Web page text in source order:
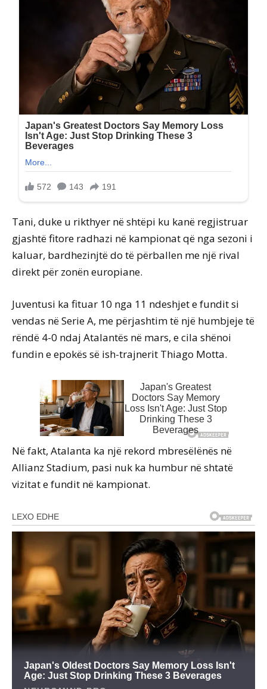
Tani, duke u rikthyer në shtëpi ku kanë regjistruar
gjashtë fitore radhazi në kampionat që nga sezoni i
kaluar, bardhezinjtë do të përballen me një rival
direkt për zonën europiane.
Juventusi ka fituar 10 nga 11 ndeshjet e fundit si
vendas në Serie A, me përjashtim të një humbjeje të
rëndë 4-0 ndaj Atalantës në mars, e cila shënoi
fundin e epokës së ish-trajnerit Thiago Motta.
Në fakt, Atalanta ka një rekord mbresëlënës në
Allianz Stadium, pasi nuk ka humbur në shtatë
vizitat e fundit në kampionat.